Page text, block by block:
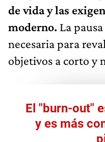
de vida y las
moderno. La
necesaria para
objetivos a corto y
El "burn-out"
y es más